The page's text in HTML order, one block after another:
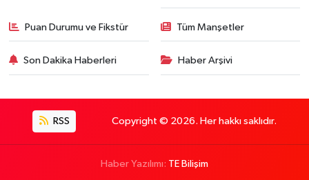
Puan Durumu ve Fikstür Tüm Manşetler
Son Dakika Haberleri Haber Arşivi
RSS Copyright © 2026. Her hakkı saklıdır.
Haber Yazılımı: TE Bilişim